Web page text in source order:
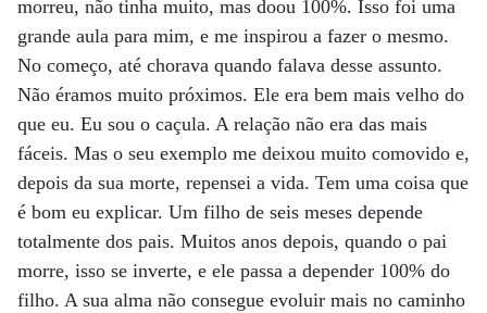
morreu, não tinha muito, mas doou 100%. Isso foi uma
grande aula para mim, e me inspirou a fazer o mesmo.
No começo, até chorava quando falava desse assunto.
Não éramos muito próximos. Ele era bem mais velho do
que eu. Eu sou o caçula. A relação não era das mais
fáceis. Mas o seu exemplo me deixou muito comovido e,
depois da sua morte, repensei a vida. Tem uma coisa que
é bom eu explicar. Um filho de seis meses depende
totalmente dos pais. Muitos anos depois, quando o pai
morre, isso se inverte, e ele passa a depender 100% do
filho. A sua alma não consegue evoluir mais no caminho